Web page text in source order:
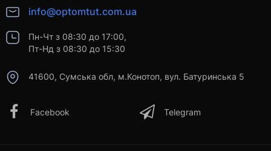
info@optomtut.com.ua
Пн-Чт з 08:30 до 17:00,
Пт-Нд з 08:30 до 15:30
41600, Сумська обл, м.Конотоп, вул. Батуринська 5
Facebook Telegram